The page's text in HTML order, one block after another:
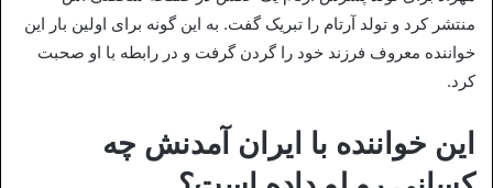
منتشر کرد و تولد آرتام را تبریک گفت. به این گونه برای اولین بار این
خواننده معروف فرزند خود را گردن گرفت و در رابطه با او صحبت
کرد.
این خواننده با ایران آمدنش چه